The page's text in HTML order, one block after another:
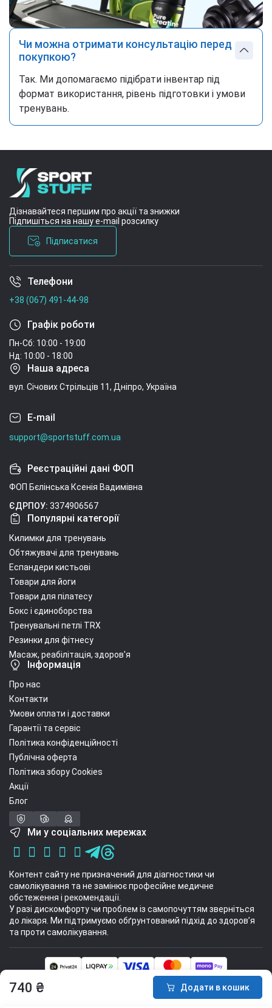
Чи можна отримати консультацію перед
покупкою?
Так. Ми допомагаємо підібрати інвентар під
формат використання, рівень підготовки і умови
тренувань.
740 ₴ Додати в кошик
Дізнавайтеся першим про акції та знижки
Підпишіться на нашу e-mail розсилку
Підписатися
Умови угоди
Телефони
+38 (067) 491-44-98
Графік роботи
Пн-Сб: 10:00 - 19:00
Нд: 10:00 - 18:00
Наша адреса
вул. Січових Стрільців 11, Дніпро, Україна
E-mail
support@sportstuff.com.ua
Реєстраційні дані ФОП
ФОП Бєлінська Ксенія Вадимівна
ЄДРПОУ: 3374906567
Популярні категорії
Килимки для тренувань
Обтяжувачі для тренувань
Еспандери кистьові
Товари для йоги
Товари для пілатесу
Бокс і єдиноборства
Тренувальні петлі TRX
Резинки для фітнесу
Масаж, реабілітація, здоров'я
Інформація
Про нас
Контакти
Умови оплати і доставки
Гарантії та сервіс
Політика конфіденційності
Публічна оферта
Політика збору Cookies
Акції
Блог
Ми у соціальних мережах
Контент сайту не призначений для діагностики чи
самолікування та не замінює професійне медичне
обстеження і рекомендації.
У разі дискомфорту чи проблем із самопочуттям зверніться
до лікаря. Ми підтримуємо обґрунтований підхід до здоров’я
та проти самолікування.
Інтернет-магазин спортивних товарів Sport Stuff 2014 - 2026 © Всі права